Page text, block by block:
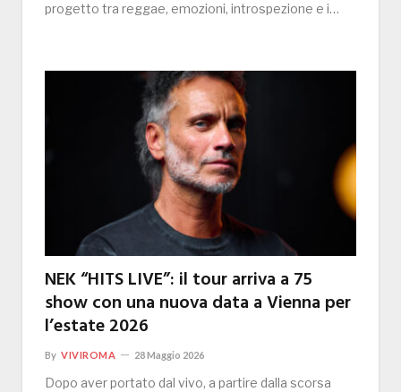
progetto tra reggae, emozioni, introspezione e i…
NEK “HITS LIVE”: il tour arriva a 75
show con una nuova data a Vienna per
l’estate 2026
By VIVIROMA 28 Maggio 2026
Dopo aver portato dal vivo, a partire dalla scorsa